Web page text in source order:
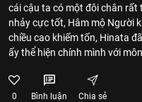
cái cậu ta có một đôi chân
nhảy cực tốt, Hâm mộ Người
chiều cao khiếm tốn, Hinata
ấy thể hiện chính mình với
0 Bình luận Chia sẻ